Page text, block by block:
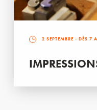
2 SEPTEMBRE - DÈS 7